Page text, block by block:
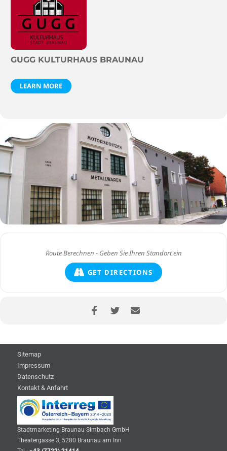
GUGG KULTURHAUS BRAUNAU
LEARN MORE
GET DIRECTIONS
Sitemap
Impressum
Datenschutz
Kontakt & Anfahrt
Stadtmarketing Braunau-Simbach GmbH
Theatergasse 3, 5280 Braunau am Inn